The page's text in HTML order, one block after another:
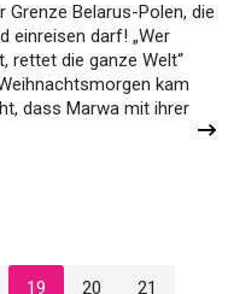
Grenze Belarus-Polen, die
einreisen darf! „Wer
rettet die ganze Welt“
kam
dass Marwa mit ihrer
19 20 21